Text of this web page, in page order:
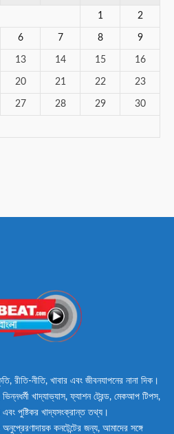
1 2
6 7 8 9
13 14 15 16
20 21 22 23
27 28 29 30
রীতি-নীতি, খাবার এবং জীবনযাপনের নানা দিক।
খাদ্যাভ্যাস, ফ্যাশন ট্রেন্ড, মেকআপ টিপস,
এবং পুষ্টিকর খাদ্যসংক্রান্ত তথ্য।
কনটেন্টের জন্য, আমাদের সঙ্গে